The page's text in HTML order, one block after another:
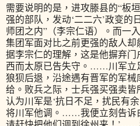
需要说明的是，进攻滕县的“板
强的部队，发动‘二二六’政变的
师团之内”（李宗仁语）。而一
集团军面对比之前更强的敌人却
据李宗仁的理解，这是他摒弃
西而太原已告失守。……川军立
狼狈后退，沿途遇有晋军的军
给。败兵之际，士兵强买强卖皆
认为川军是‘抗日不足，扰民有
将川军他调。……我便立刻告诉